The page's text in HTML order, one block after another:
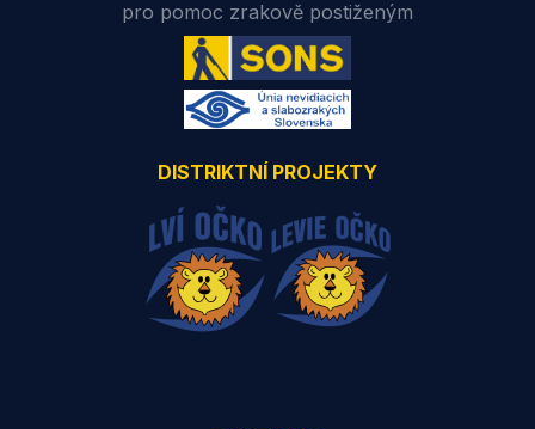
pro pomoc zrakově postiženým
DISTRIKTNÍ PROJEKTY